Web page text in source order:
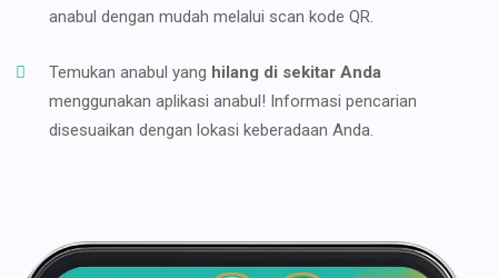
anabul dengan mudah melalui scan kode QR.
Temukan anabul yang hilang di sekitar Anda
menggunakan aplikasi anabul! Informasi pencarian
disesuaikan dengan lokasi keberadaan Anda.